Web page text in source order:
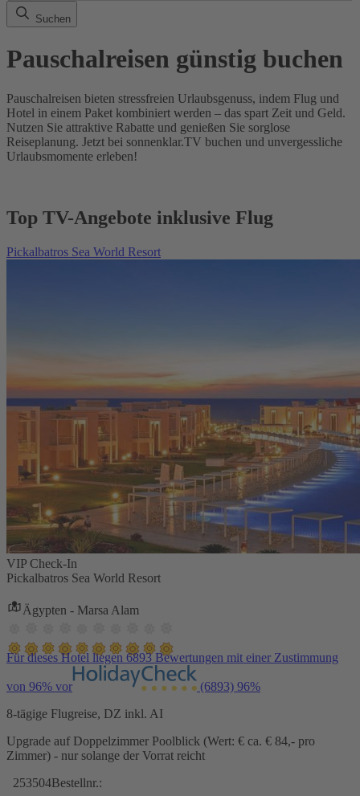
Suchen
Pauschalreisen günstig buchen
Pauschalreisen bieten stressfreien Urlaubsgenuss, indem Flug und
Hotel in einem Paket kombiniert werden – das spart Zeit und Geld.
Nutzen Sie attraktive Rabatte und genießen Sie sorglose
Reiseplanung. Jetzt bei sonnenklar.TV buchen und unvergessliche
Urlaubsmomente erleben!
Top TV-Angebote inklusive Flug
Pickalbatros Sea World Resort
VIP Check-In
Pickalbatros Sea World Resort
Ägypten - Marsa Alam
Für dieses Hotel liegen 6893 Bewertungen mit einer Zustimmung
von 96% vor (6893) 96%
8-tägige Flugreise, DZ inkl. AI
Upgrade auf Doppelzimmer Poolblick (Wert: € ca. € 84,- pro
Zimmer) - nur solange der Vorrat reicht
253504Bestellnr.: